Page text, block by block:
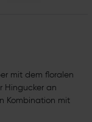
mit dem floralen
Hingucker an
Kombination mit